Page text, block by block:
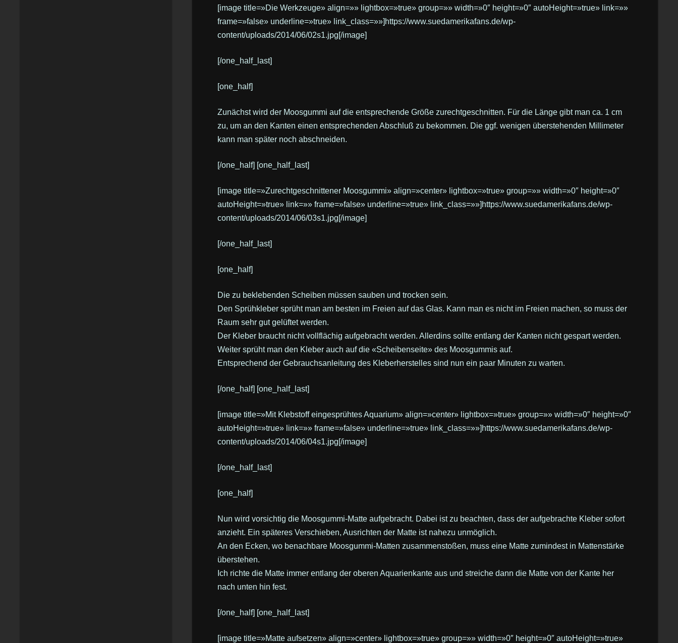
[image title=»Die Werkzeuge» align=»» lightbox=»true» group=»» width=»0″ height=»0″ autoHeight=»true» link=»»
frame=»false» underline=»true» link_class=»»]https://www.suedamerikafans.de/wp-
content/uploads/2014/06/02s1.jpg[/image]
[/one_half_last]
[one_half]
Zunächst wird der Moosgummi auf die entsprechende Größe zurechtgeschnitten. Für die Länge gibt man ca. 1 cm
zu, um an den Kanten einen entsprechenden Abschluß zu bekommen. Die ggf. wenigen überstehenden Millimeter
kann man später noch abschneiden.
[/one_half] [one_half_last]
[image title=»Zurechtgeschnittener Moosgummi» align=»center» lightbox=»true» group=»» width=»0″ height=»0″
autoHeight=»true» link=»» frame=»false» underline=»true» link_class=»»]https://www.suedamerikafans.de/wp-
content/uploads/2014/06/03s1.jpg[/image]
[/one_half_last]
[one_half]
Die zu beklebenden Scheiben müssen sauben und trocken sein.
Den Sprühkleber sprüht man am besten im Freien auf das Glas. Kann man es nicht im Freien machen, so muss der
Raum sehr gut gelüftet werden.
Der Kleber braucht nicht vollflächig aufgebracht werden. Allerdins sollte entlang der Kanten nicht gespart werden.
Weiter sprüht man den Kleber auch auf die «Scheibenseite» des Moosgummis auf.
Entsprechend der Gebrauchsanleitung des Kleberherstelles sind nun ein paar Minuten zu warten.
[/one_half] [one_half_last]
[image title=»Mit Klebstoff eingesprühtes Aquarium» align=»center» lightbox=»true» group=»» width=»0″ height=»0″
autoHeight=»true» link=»» frame=»false» underline=»true» link_class=»»]https://www.suedamerikafans.de/wp-
content/uploads/2014/06/04s1.jpg[/image]
[/one_half_last]
[one_half]
Nun wird vorsichtig die Moosgummi-Matte aufgebracht. Dabei ist zu beachten, dass der aufgebrachte Kleber sofort
anzieht. Ein späteres Verschieben, Ausrichten der Matte ist nahezu unmöglich.
An den Ecken, wo benachbare Moosgummi-Matten zusammenstoßen, muss eine Matte zumindest in Mattenstärke
überstehen.
Ich richte die Matte immer entlang der oberen Aquarienkante aus und streiche dann die Matte von der Kante her
nach unten hin fest.
[/one_half] [one_half_last]
[image title=»Matte aufsetzen» align=»center» lightbox=»true» group=»» width=»0″ height=»0″ autoHeight=»true»